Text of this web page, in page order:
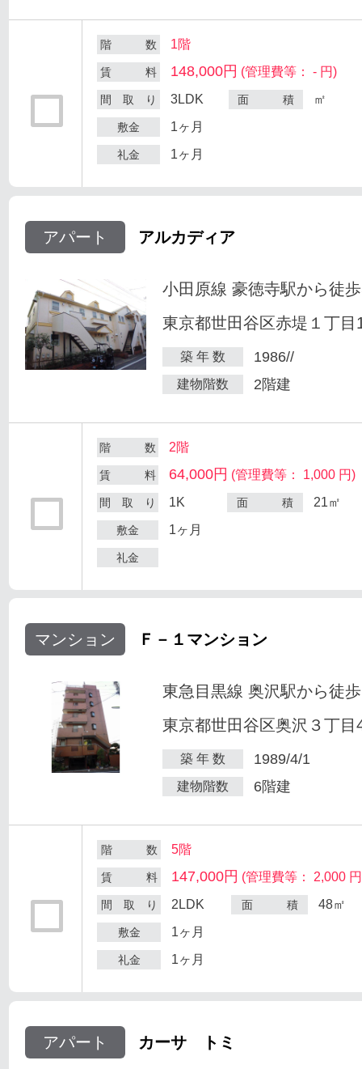
階 数 1階
賃 料 148,000円 (管理費等： - 円)
間 取 り 3LDK 面 積 ㎡
敷金 1ヶ月
礼金 1ヶ月
アパート アルカディア
小田原線 豪徳寺駅から徒
東京都世田谷区赤堤１丁目
築 年 数 1986//
建物階数 2階建
階 数 2階
賃 料 64,000円 (管理費等： 1,000 円)
間 取 り 1K 面 積 21㎡
敷金 1ヶ月
礼金
マンション Ｆ－１マンション
東急目黒線 奥沢駅から徒
東京都世田谷区奥沢３丁目
築 年 数 1989/4/1
建物階数 6階建
階 数 5階
賃 料 147,000円 (管理費等： 2,000
間 取 り 2LDK 面 積 48㎡
敷金 1ヶ月
礼金 1ヶ月
アパート カーサ トミ